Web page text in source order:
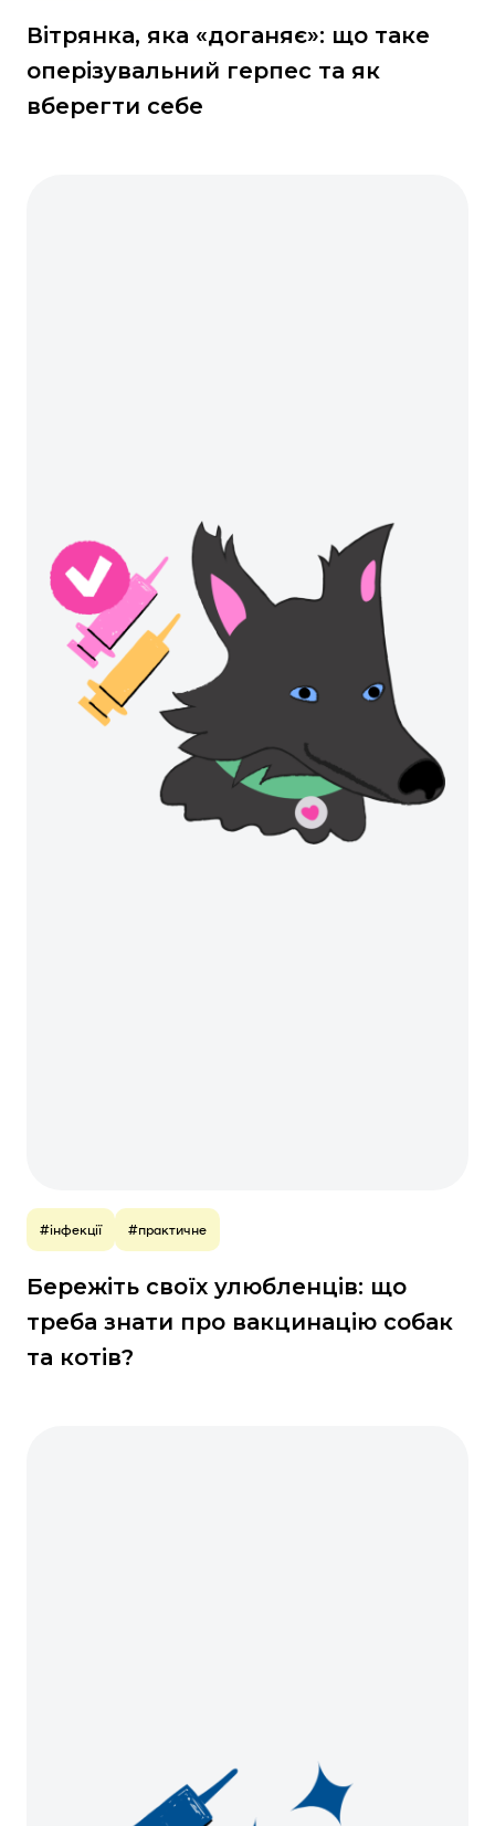
Вітрянка, яка «доганяє»: що таке
оперізувальний герпес та як
вберегти себе
#інфекції #практичне
Бережіть своїх улюбленців: що
треба знати про вакцинацію собак
та котів?